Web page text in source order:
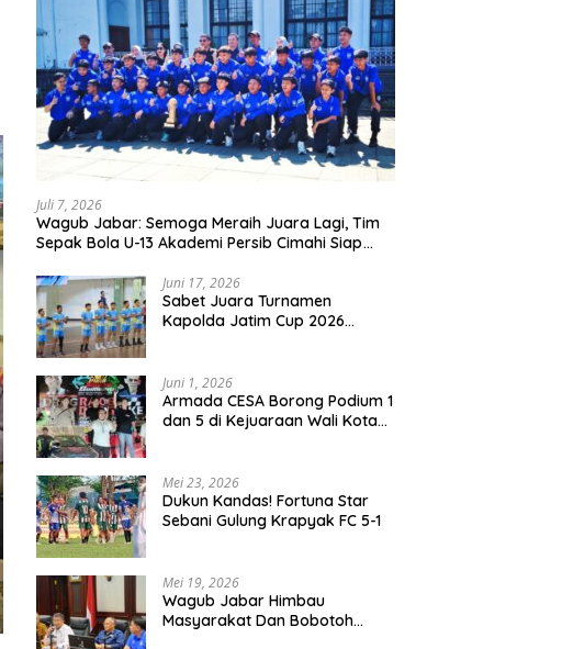
Juli 7, 2026
Wagub Jabar: Semoga Meraih Juara Lagi, Tim
Sepak Bola U-13 Akademi Persib Cimahi Siap
Juni 17, 2026
Sabet Juara Turnamen
Kapolda Jatim Cup 2026
Membanggakan
Juni 1, 2026
Armada CESA Borong Podium 1
dan 5 di Kejuaraan Wali Kota
Mei 23, 2026
Dukun Kandas! Fortuna Star
Sebani Gulung Krapyak FC 5-1
Mei 19, 2026
Wagub Jabar Himbau
Masyarakat Dan Bobotoh